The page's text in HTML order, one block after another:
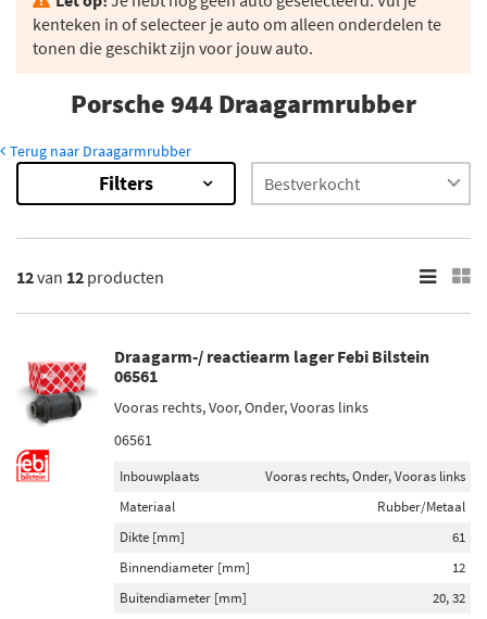
kenteken in of selecteer je auto om alleen onderdelen te
tonen die geschikt zijn voor jouw auto.
Porsche 944 Draagarmrubber
Terug naar Draagarmrubber
Resultaten
×
Febi Bilstein (1)
TRW (1)
Vaico (1)
FAG (2)
Toon meer
Inbouwplaats
Filters
12van 12 producten
Draagarm-/ reactiearm lager Febi Bilstein
06561
Vooras rechts, Voor, Onder, Vooras links
06561
Inbouwplaats
Vooras rechts, Onder, Vooras links
Materiaal
Rubber/Metaal
Dikte [mm]
61
Binnendiameter [mm]
12
Buitendiameter [mm]
20, 32